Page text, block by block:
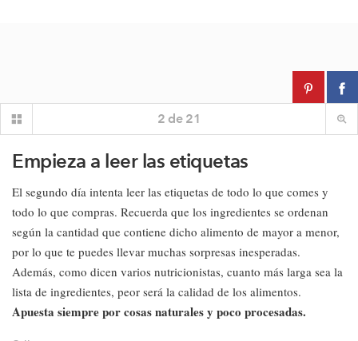
2 de 21
Empieza a leer las etiquetas
El segundo día intenta leer las etiquetas de todo lo que comes y
todo lo que compras. Recuerda que los ingredientes se ordenan
según la cantidad que contiene dicho alimento de mayor a menor,
por lo que te puedes llevar muchas sorpresas inesperadas.
Además, como dicen varios nutricionistas, cuanto más larga sea la
lista de ingredientes, peor será la calidad de los alimentos.
Apuesta siempre por cosas naturales y poco procesadas.